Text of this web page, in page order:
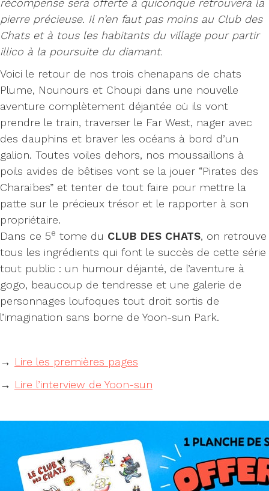
récompense sera offerte à quiconque retrouvera la
pierre précieuse. Il n’en faut pas moins au Club des
Chats et à tous les habitants du village pour partir
illico à la poursuite du diamant.
Voici le retour de nos trois chenapans de chats
Plume, Nounours et Choupi dans une nouvelle
aventure complètement déjantée où ils vont
prendre le train, traverser le Far West, nager avec
des dauphins et braver les océans à bord d’un
galion. Toutes voiles dehors, nos moussaillons à
poils avides de bêtises vont se la jouer “Pirates des
Charaïbes” et tenter de tout faire pour mettre la
patte sur le précieux trésor et le rapporter à son
propriétaire.
Dans ce 5e tome du CLUB DES CHATS, on retrouve
tous les ingrédients qui font le succès de cette série
tout public : un humour déjanté, de l’aventure à
gogo, beaucoup de tendresse et une galerie de
personnages loufoques tout droit sortis de
l’imagination sans borne de Yoon-sun Park.
→ Lire les premières pages
→ Lire l’interview de Yoon-sun